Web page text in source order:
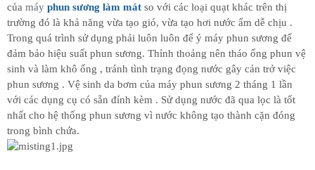
của máy phun sương làm mát so với các loại quạt khác trên thị
trường đó là khả năng vừa tạo gió, vừa tạo hơi nước ẩm dễ chịu .
Trong quá trình sử dụng phải luôn luôn để ý máy phun sương để
đảm bảo hiệu suất phun sương. Thỉnh thoảng nên tháo ống phun vệ
sinh và làm khô ống , tránh tình trạng đọng nước gây cản trở việc
phun sương . Vệ sinh da bơm của máy phun sương 2 tháng 1 lần
với các dụng cụ có sẵn đính kèm . Sử dụng nước đã qua lọc là tốt
nhất cho hệ thống phun sương vì nước không tạo thành cặn đóng
trong bình chứa.